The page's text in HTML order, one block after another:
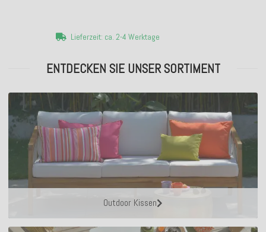
Lieferzeit: ca. 2-4 Werktage
ENTDECKEN SIE UNSER SORTIMENT
Outdoor Kissen